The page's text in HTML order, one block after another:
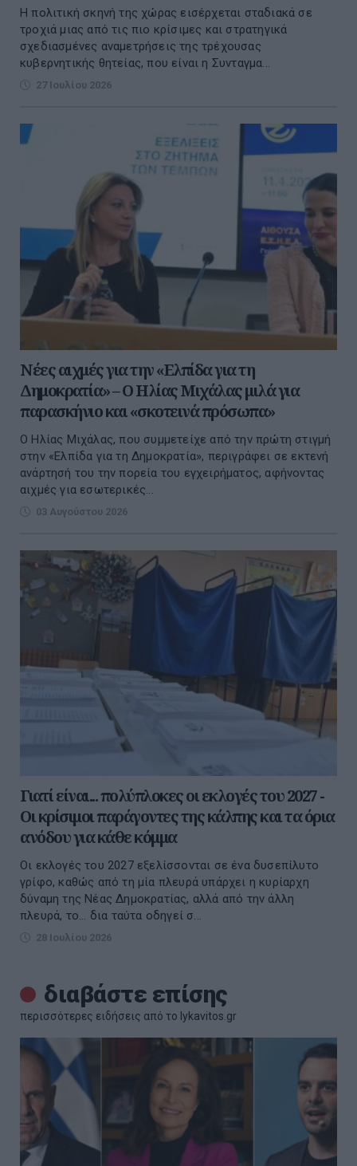
Η πολιτική σκηνή της χώρας εισέρχεται σταδιακά σε
τροχιά μιας από τις πιο κρίσιμες και στρατηγικά
σχεδιασμένες αναμετρήσεις της τρέχουσας
κυβερνητικής θητείας, που είναι η Συνταγμα...
27 Ιουλίου 2026
Νέες αιχμές για την «Ελπίδα για τη
Δημοκρατία» – Ο Ηλίας Μιχάλας μιλά για
παρασκήνιο και «σκοτεινά πρόσωπα»
Ο Ηλίας Μιχάλας, που συμμετείχε από την πρώτη στιγμή
στην «Ελπίδα για τη Δημοκρατία», περιγράφει σε εκτενή
ανάρτησή του την πορεία του εγχειρήματος, αφήνοντας
αιχμές για εσωτερικές...
03 Αυγούστου 2026
Γιατί είναι... πολύπλοκες οι εκλογές του 2027 -
Οι κρίσιμοι παράγοντες της κάλπης και τα όρια
ανόδου για κάθε κόμμα
Οι εκλογές του 2027 εξελίσσονται σε ένα δυσεπίλυτο
γρίφο, καθώς από τη μία πλευρά υπάρχει η κυρίαρχη
δύναμη της Νέας Δημοκρατίας, αλλά από την άλλη
πλευρά, το... δια ταύτα οδηγεί σ...
28 Ιουλίου 2026
διαβάστε επίσης
περισσότερες ειδήσεις από το lykavitos.gr